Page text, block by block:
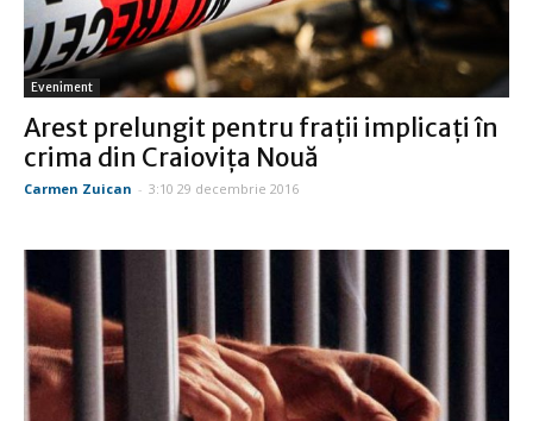
Eveniment
Arest prelungit pentru fraţii implicaţi în
crima din Craioviţa Nouă
Carmen Zuican - 3:10 29 decembrie 2016